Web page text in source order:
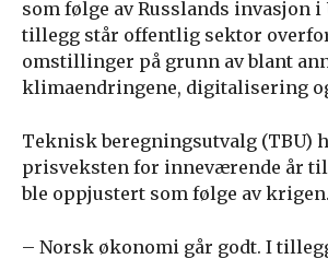
som følge av Russlands invasjon
tillegg står offentlig sektor
omstillinger på grunn av blant
klimaendringene, digitalisering
Teknisk beregningsutvalg (TBU)
prisveksten for inneværende år til
ble oppjustert som følge av krigen.
– Norsk økonomi går godt. I